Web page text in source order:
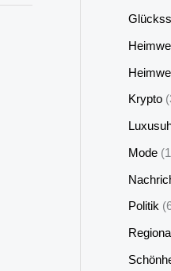
Krypto
Mode
Politik